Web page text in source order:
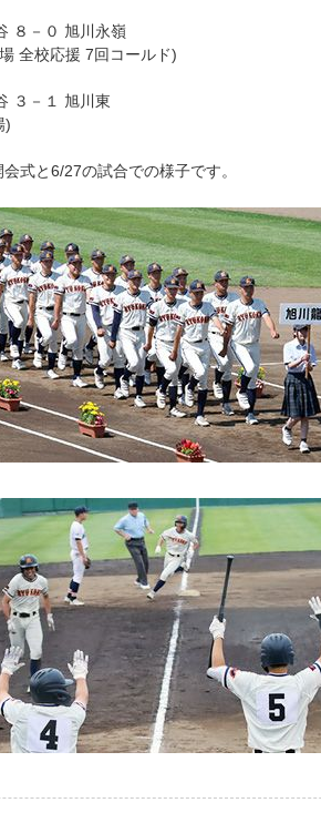
８－０ 旭川永嶺
校応援 7回コールド)
３－１ 旭川東
)
式と6/27の試合での様子です。